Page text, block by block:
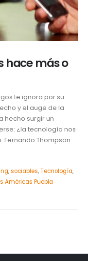
hace más o
te ignora por su
y el auge de la
hecho surgir un
¿la tecnología nos
Fernando Thompson...
,sociables,Tecnología,
Américas Puebla